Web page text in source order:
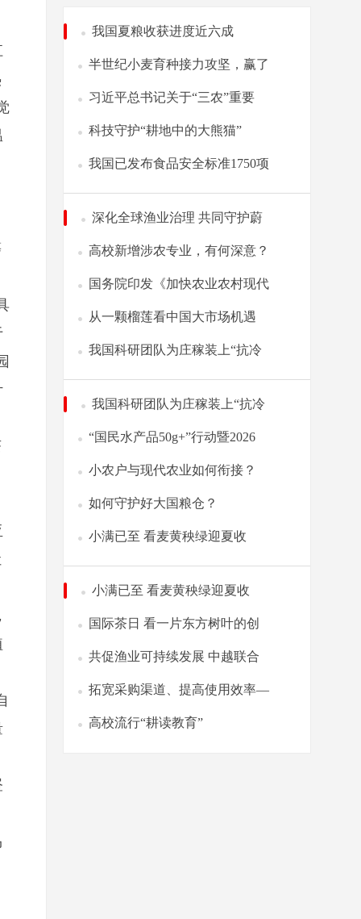
我国夏粮收获进度近六成
半世纪小麦育种接力攻坚，赢了
习近平总书记关于“三农”重要
科技守护“耕地中的大熊猫”
我国已发布食品安全标准1750项
深化全球渔业治理 共同守护蔚
高校新增涉农专业，有何深意？
国务院印发《加快农业农村现代
从一颗榴莲看中国大市场机遇
我国科研团队为庄稼装上“抗冷
我国科研团队为庄稼装上“抗冷
“国民水产品50g+”行动暨2026
小农户与现代农业如何衔接？
如何守护好大国粮仓？
小满已至 看麦黄秧绿迎夏收
小满已至 看麦黄秧绿迎夏收
国际茶日 看一片东方树叶的创
共促渔业可持续发展 中越联合
拓宽采购渠道、提高使用效率—
高校流行“耕读教育”